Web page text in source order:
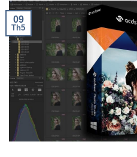
09
Th5